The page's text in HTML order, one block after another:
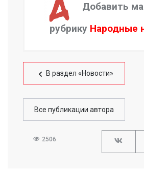
Добавить
рубрику Народные
В раздел «Новости»
Все публикации автора
2506